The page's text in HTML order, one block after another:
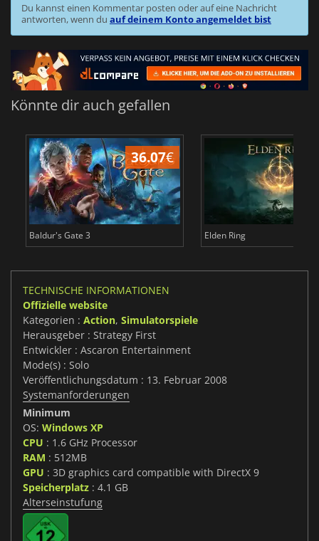
Du kannst einen Kommentar posten oder auf eine Nachricht
antworten, wenn du auf deinem Konto angemeldet bist
Könnte dir auch gefallen
36.07€
Baldur's Gate 3 Elden Ring
TECHNISCHE INFORMATIONEN
Offizielle website
Kategorien : Action, Simulatorspiele
Herausgeber : Strategy First
Entwickler : Ascaron Entertainment
Mode(s) : Solo
Veröffentlichungsdatum : 13. Februar 2008
Systemanforderungen
Minimum
OS: Windows XP
CPU : 1.6 GHz Processor
RAM : 512MB
GPU : 3D graphics card compatible with DirectX 9
Speicherplatz : 4.1 GB
Alterseinstufung